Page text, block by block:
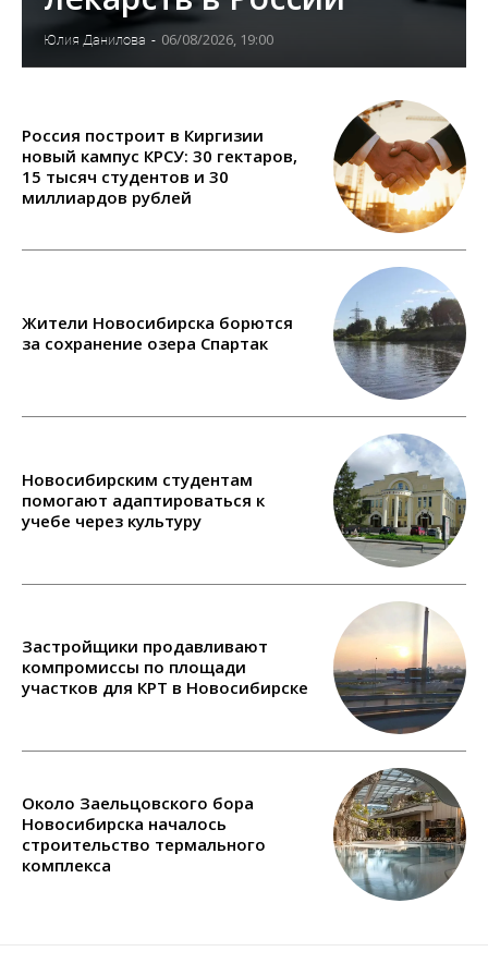
Юлия Данилова - 06/08/2026, 19:00
Россия построит в Киргизии
новый кампус КРСУ: 30 гектаров,
15 тысяч студентов и 30
миллиардов рублей
Жители Новосибирска борются
за сохранение озера Спартак
Новосибирским студентам
помогают адаптироваться к
учебе через культуру
Застройщики продавливают
компромиссы по площади
участков для КРТ в Новосибирске
Около Заельцовского бора
Новосибирска началось
строительство термального
комплекса